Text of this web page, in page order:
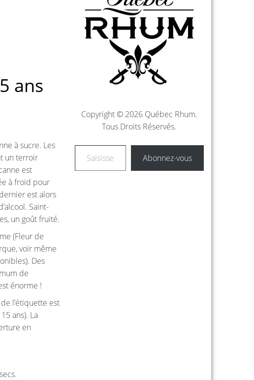
ans
à sucre. Les
un terroir
est
à froid pour
est alors
Saint-
un goût fruité.
(Fleur de
voir même
Des
de
énorme !
l’étiquette est
ans). La
en
Copyright © 2026 Québec Rhum.
Tous Droits Réservés.
Abonnez-vous